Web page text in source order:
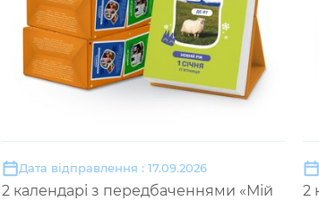
Дата відправлення : 17.09.2026
2 календарі з передбаченнями «Мій
2